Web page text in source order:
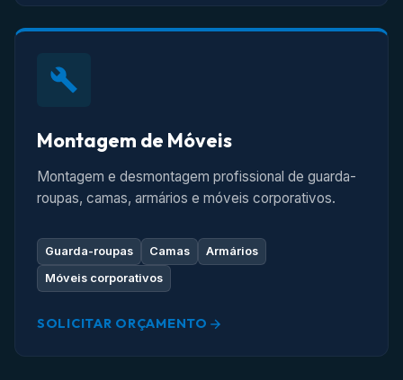
Montagem de Móveis
Montagem e desmontagem profissional de guarda-
roupas, camas, armários e móveis corporativos.
Guarda-roupas Camas
Armários
Móveis corporativos
SOLICITAR ORÇAMENTO